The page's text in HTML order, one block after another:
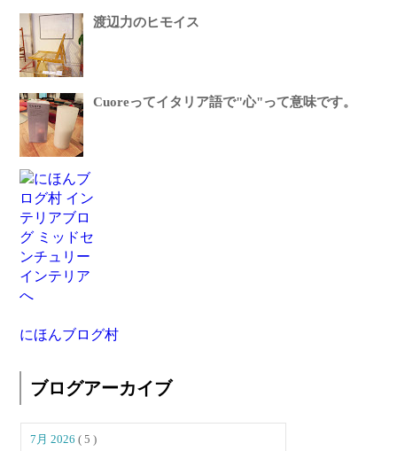
渡辺力のヒモイス
Cuoreってイタリア語で"心"って意味です。
にほんブログ村
ブログアーカイブ
7月 2026( 5 )